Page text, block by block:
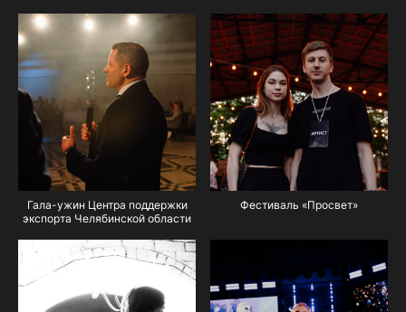
Гала-ужин Центра поддержки
экспорта Челябинской области
Фестиваль «Просвет»